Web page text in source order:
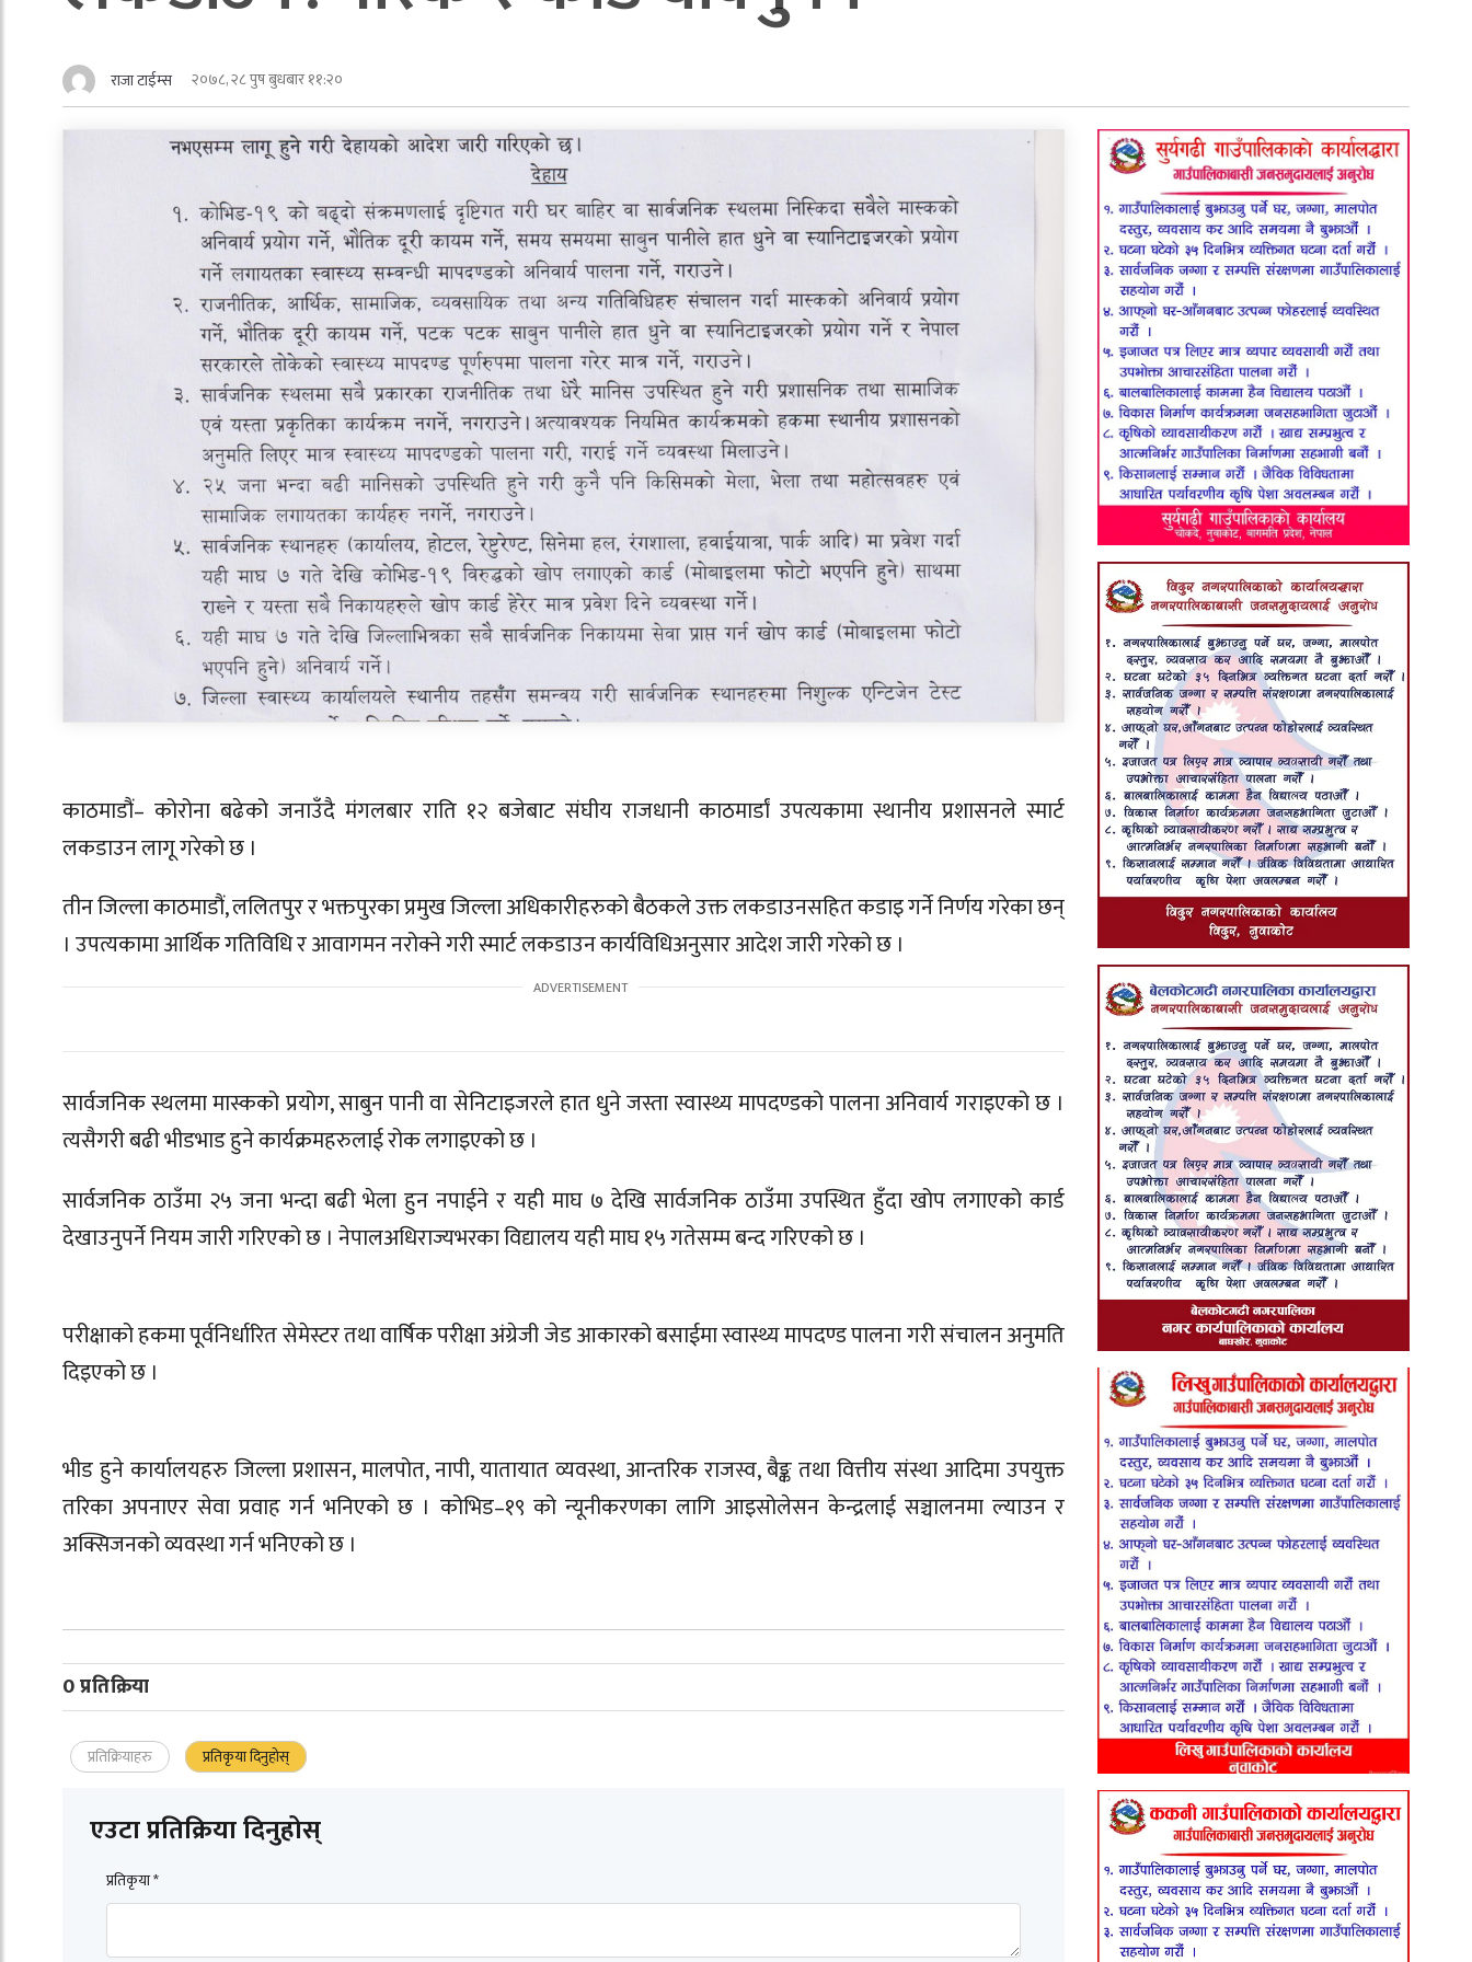
राजा टाईम्स २०७८, २८ पुष बुधबार ११:२०
काठमाडौं– कोरोना बढेको जनाउँदै मंगलबार राति १२ बजेबाट संघीय राजधानी काठमार्डां उपत्यकामा स्थानीय प्रशासनले स्मार्ट
लकडाउन लागू गरेको छ ।
तीन जिल्ला काठमाडौं, ललितपुर र भक्तपुरका प्रमुख जिल्ला अधिकारीहरुको बैठकले उक्त लकडाउनसहित कडाइ गर्ने निर्णय गरेका छन्
। उपत्यकामा आर्थिक गतिविधि र आवागमन नरोक्ने गरी स्मार्ट लकडाउन कार्यविधिअनुसार आदेश जारी गरेको छ ।
सार्वजनिक स्थलमा मास्कको प्रयोग, साबुन पानी वा सेनिटाइजरले हात धुने जस्ता स्वास्थ्य मापदण्डको पालना अनिवार्य गराइएको छ ।
त्यसैगरी बढी भीडभाड हुने कार्यक्रमहरुलाई रोक लगाइएको छ ।
सार्वजनिक ठाउँमा २५ जना भन्दा बढी भेला हुन नपाईने र यही माघ ७ देखि सार्वजनिक ठाउँमा उपस्थित हुँदा खोप लगाएको कार्ड
देखाउनुपर्ने नियम जारी गरिएको छ । नेपालअधिराज्यभरका विद्यालय यही माघ १५ गतेसम्म बन्द गरिएको छ ।
परीक्षाको हकमा पूर्वनिर्धारित सेमेस्टर तथा वार्षिक परीक्षा अंग्रेजी जेड आकारको बसाईमा स्वास्थ्य मापदण्ड पालना गरी संचालन अनुमति
दिइएको छ ।
भीड हुने कार्यालयहरु जिल्ला प्रशासन, मालपोत, नापी, यातायात व्यवस्था, आन्तरिक राजस्व, बैङ्क तथा वित्तीय संस्था आदिमा उपयुक्त
तरिका अपनाएर सेवा प्रवाह गर्न भनिएको छ । कोभिड–१९ को न्यूनीकरणका लागि आइसोलेसन केन्द्रलाई सञ्चालनमा ल्याउन र
अक्सिजनको व्यवस्था गर्न भनिएको छ ।
0 प्रतिक्रिया
प्रतिक्रियाहरु प्रतिकृया दिनुहोस्
एउटा प्रतिक्रिया दिनुहोस्
प्रतिकृया *